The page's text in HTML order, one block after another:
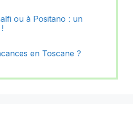
ou à Positano : un
en Toscane ?